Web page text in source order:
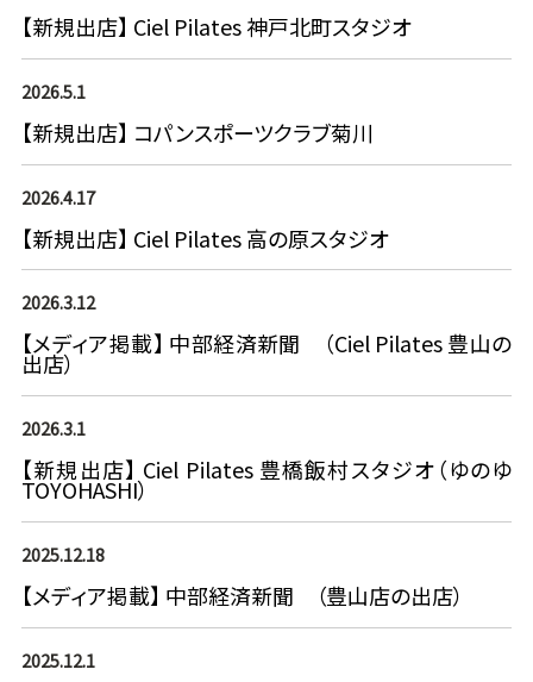
【新規出店】 Ciel Pilates 神戸北町スタジオ
【新規出店】 コパンスポーツクラブ菊川
2026.5.1
【新規出店】 Ciel Pilates 高の原スタジオ
2026.4.17
【メディア掲載】 中部経済新聞 （Ciel Pilates 豊山の
出店）
2026.3.12
【新規出店】 Ciel Pilates 豊橋飯村スタジオ（ゆのゆ
TOYOHASHI）
2026.3.1
【メディア掲載】 中部経済新聞 （豊山店の出店）
2025.12.18
2025.12.1